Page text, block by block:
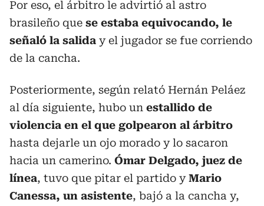
Por eso, el árbitro le advirtió al astro
brasileño que se estaba equivocando, le
señaló la salida y el jugador se fue corriendo
de la cancha.
Posteriormente, según relató Hernán Peláez
al día siguiente, hubo un estallido de
violencia en el que golpearon al árbitro
hasta dejarle un ojo morado y lo sacaron
hacia un camerino. Ómar Delgado, juez de
línea, tuvo que pitar el partido yMario
Canessa, un asistente, bajó a la cancha y,